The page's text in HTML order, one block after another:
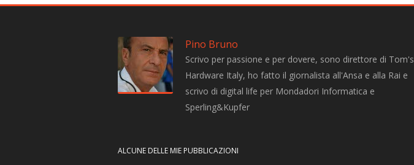
Pino Bruno
Scrivo per passione e per dovere, sono direttore di Tom's
Hardware Italy, ho fatto il giornalista all'Ansa e alla Rai e
scrivo di digital life per Mondadori Informatica e
Sperling&Kupfer
ALCUNE DELLE MIE PUBBLICAZIONI